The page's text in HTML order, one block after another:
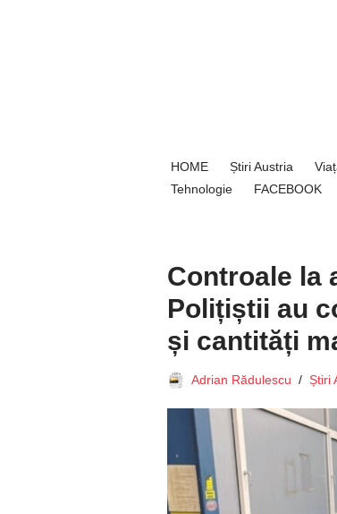
HOME Știri Austria
Tehnologie
FACEBOOK
Controale la
Polițiștii au
și cantități
Adrian Rădulescu Știri